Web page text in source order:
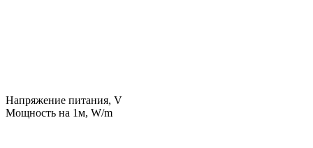
Напряжение питания, V
Мощность на 1м, W/m